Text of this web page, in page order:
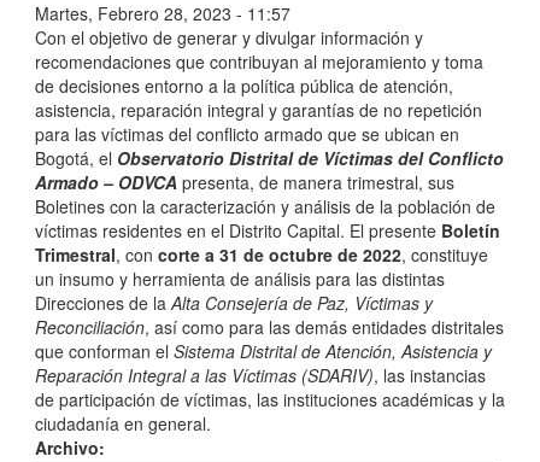
Martes, Febrero 28, 2023 - 11:57
Con el objetivo de generar y divulgar información y
recomendaciones que contribuyan al mejoramiento y toma
de decisiones entorno a la política pública de atención,
asistencia, reparación integral y garantías de no repetición
para las víctimas del conflicto armado que se ubican en
Bogotá, el Observatorio Distrital de Víctimas del Conflicto
Armado – ODVCA presenta, de manera trimestral, sus
Boletines con la caracterización y análisis de la población de
víctimas residentes en el Distrito Capital. El presente Boletín
Trimestral, con corte a 31 de octubre de 2022, constituye
un insumo y herramienta de análisis para las distintas
Direcciones de laAlta Consejería de Paz, Víctimas y
Reconciliación, así como para las demás entidades distritales
que conforman el Sistema Distrital de Atención, Asistencia y
Reparación Integral a las Víctimas (SDARIV), las instancias
de participación de víctimas, las instituciones académicas y la
ciudadanía en general.
Archivo